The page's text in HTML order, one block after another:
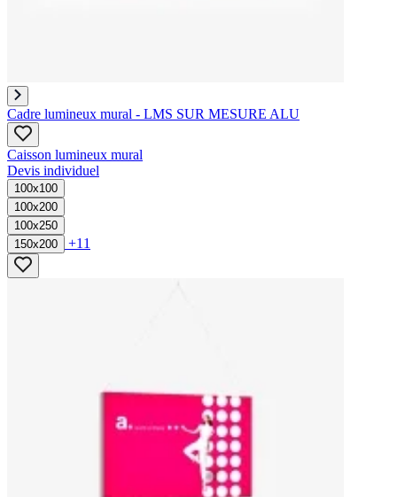
Cadre lumineux mural - LMS SUR MESURE ALU
Caisson lumineux mural​
Devis individuel
100x100
100x200
100x250
150x200
+11